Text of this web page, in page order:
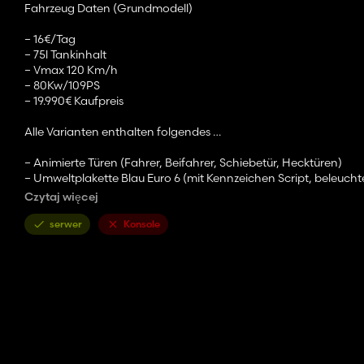
Fahrzeug Daten (Grundmodell)
– 16€/Tag
– 75l Tankinhalt
– Vmax 120 Km/h
– 80Kw/109PS
– 19.990€ Kaufpreis
Alle Varianten enthalten folgendes …
– Animierte Türen (Fahrer, Beifahrer, Schiebetür, Hecktüren)
– Umweltplakette Blau Euro 6 (mit Kennzeichen Script,
– Spanngurte im Laderaum
– Beifahrer Script
– Kennzeichen Script
– Cockpit beleuchtet und animiert (Tacho, Drehzahlmesser,
Czytaj więcej
serwer Konsole